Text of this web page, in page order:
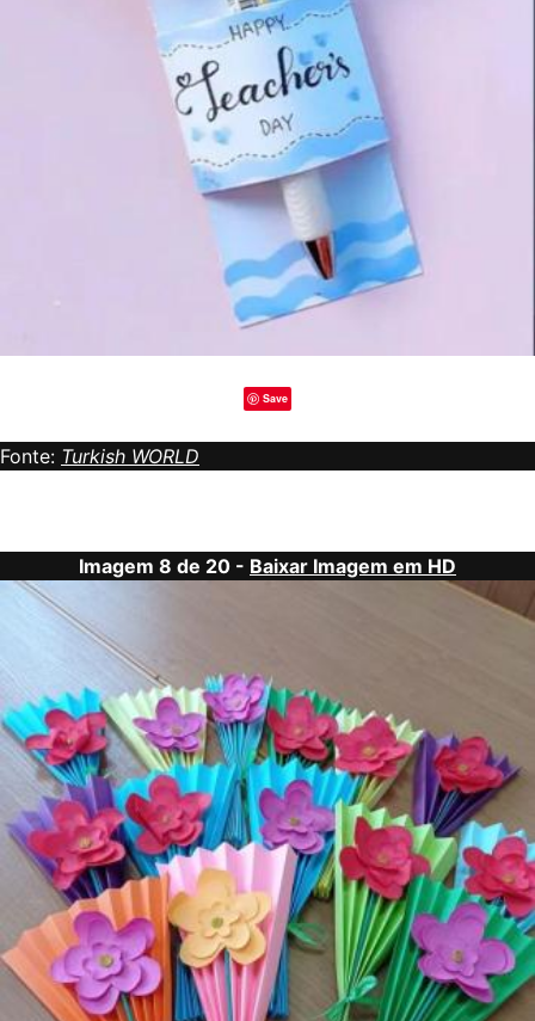
Save
Fonte: Turkish WORLD
Imagem 8 de 20 - Baixar Imagem em HD